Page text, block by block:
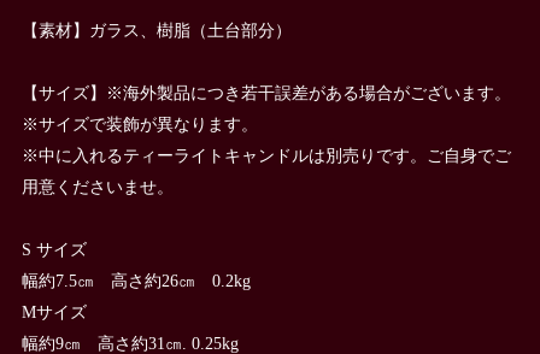
【素材】ガラス、樹脂（土台部分）
【サイズ】※海外製品につき若干誤差がある場合がございます。
※サイズで装飾が異なります。
※中に入れるティーライトキャンドルは別売りです。ご自身でご
用意くださいませ。
S サイズ
幅約7.5㎝ 高さ約26㎝ 0.2kg
Mサイズ
幅約9㎝ 高さ約31㎝. 0.25kg